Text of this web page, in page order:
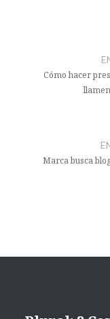
Cómo hacer
Marca busca